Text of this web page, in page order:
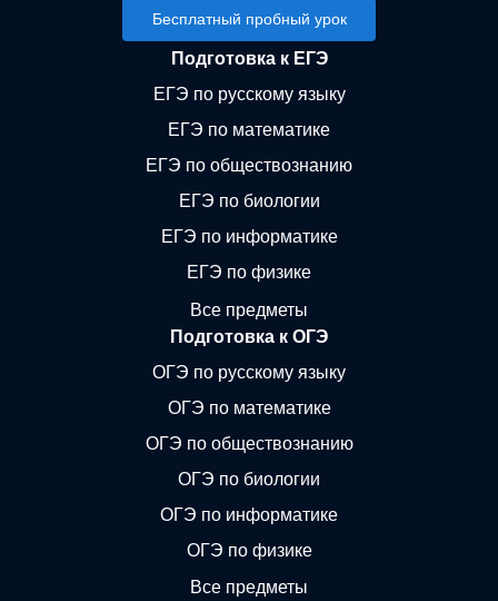
Бесплатный пробный урок
Подготовка к ЕГЭ
ЕГЭ по русскому языку
ЕГЭ по математике
ЕГЭ по обществознанию
ЕГЭ по биологии
ЕГЭ по информатике
ЕГЭ по физике
Все предметы
Подготовка к ОГЭ
ОГЭ по русскому языку
ОГЭ по математике
ОГЭ по обществознанию
ОГЭ по биологии
ОГЭ по информатике
ОГЭ по физике
Все предметы